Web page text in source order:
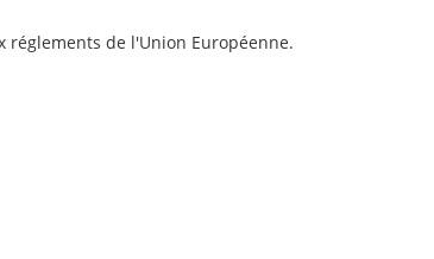
de l'Union Européenne.